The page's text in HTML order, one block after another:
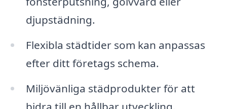
djupstädning.
Flexibla städtider som kan anpassas
efter ditt företags schema.
Miljövänliga städprodukter för att